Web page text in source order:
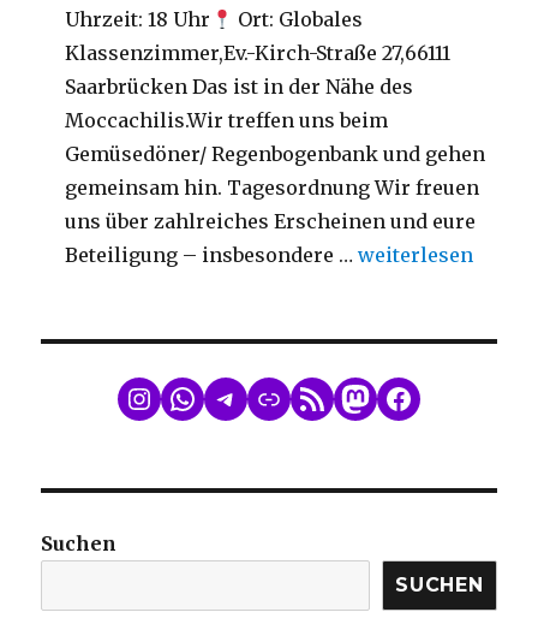
Uhrzeit: 18 Uhr
Ort: Globales
Klassenzimmer,Ev.-Kirch-Straße 27,66111
Saarbrücken Das ist in der Nähe des
Moccachilis.Wir treffen uns beim
Gemüsedöner/ Regenbogenbank und gehen
gemeinsam hin. Tagesordnung Wir freuen
uns über zahlreiches Erscheinen und eure
Beteiligung – insbesondere …weiterlesen
WhatsApp
Telegram
LinkRSS FeedMastodon
Facebook
Suchen
SUCHEN